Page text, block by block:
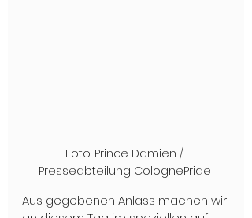
Foto: Prince Damien /
Presseabteilung ColognePride
Aus gegebenen Anlass machen wir